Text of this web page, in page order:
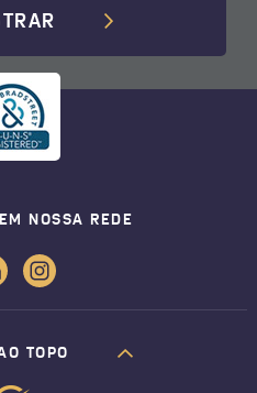
NOSSA REDE
TOPO